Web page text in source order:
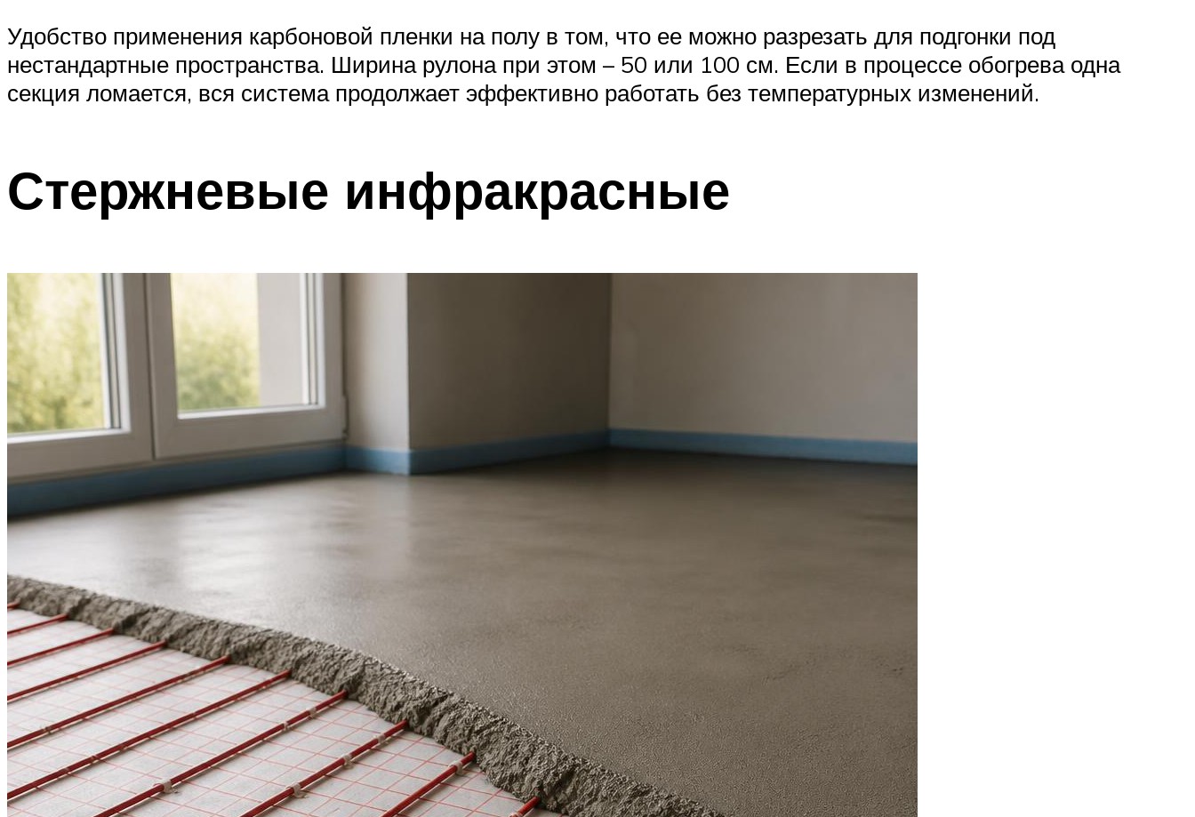
Удобство применения карбоновой пленки на полу в том, что ее можно разрезать для подгонки под
нестандартные пространства. Ширина рулона при этом – 50 или 100 см. Если в процессе обогрева одна
секция ломается, вся система продолжает эффективно работать без температурных изменений.
Стержневые инфракрасные